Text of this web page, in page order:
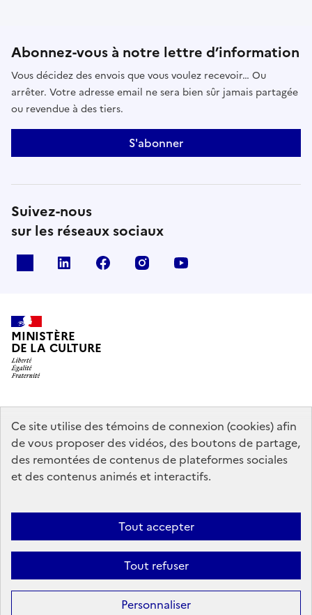
Ce site utilise des témoins de connexion (cookies) afin
de vous proposer des vidéos, des boutons de partage,
des remontées de contenus de plateformes sociales
et des contenus animés et interactifs.
Tout accepter
Tout refuser
Personnaliser
Abonnez-vous à notre lettre d’information
Vous décidez des envois que vous voulez recevoir… Ou
arrêter. Votre adresse email ne sera bien sûr jamais partagée
ou revendue à des tiers.
S'abonner
Suivez-nous
sur les réseaux sociaux
linkedin facebook instagram
MINISTÈRE
DE LA CULTURE
data.gouv.fr legifrance.gouv.fr
info.gouv.fr
service-public.gouv.fr
Contact Mentions légales
Accessibilité : partiellement conforme
Politique générale de protection des données
des témoins de connexion (cookies)
Plan du site
Sauf mention contraire, tous les contenus de ce site sont sous